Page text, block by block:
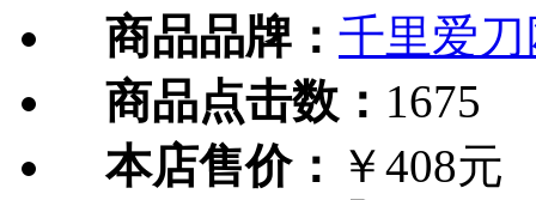
商品品牌： 千里爱刀
商品点击数： 1675
本店售价： ￥408元